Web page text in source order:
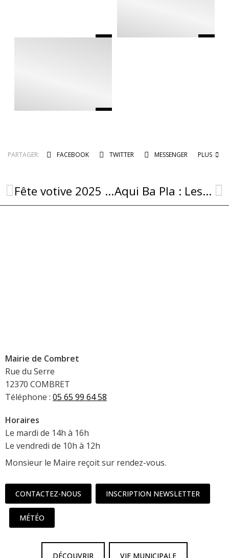
PARTAGER: FACEBOOK TWITTER MESSENGER PLUS
Fête votive 2025 : Combret a vibré tout le week-end ! Aqui Ba Pla : Les visites de fermes sont de retour : les réservations sont ouvertes !
Mairie de Combret
Rue du Serre
12370 COMBRET
Téléphone : 05 65 99 64 58
Horaires
Le mardi de 14h à 16h
Le vendredi de 10h à 12h
Monsieur le Maire reçoit sur rendez-vous.
CONTACTEZ-NOUS INSCRIPTION NEWSLETTER
MÉTÉO
DÉCOUVRIR VIE MUNICIPALE